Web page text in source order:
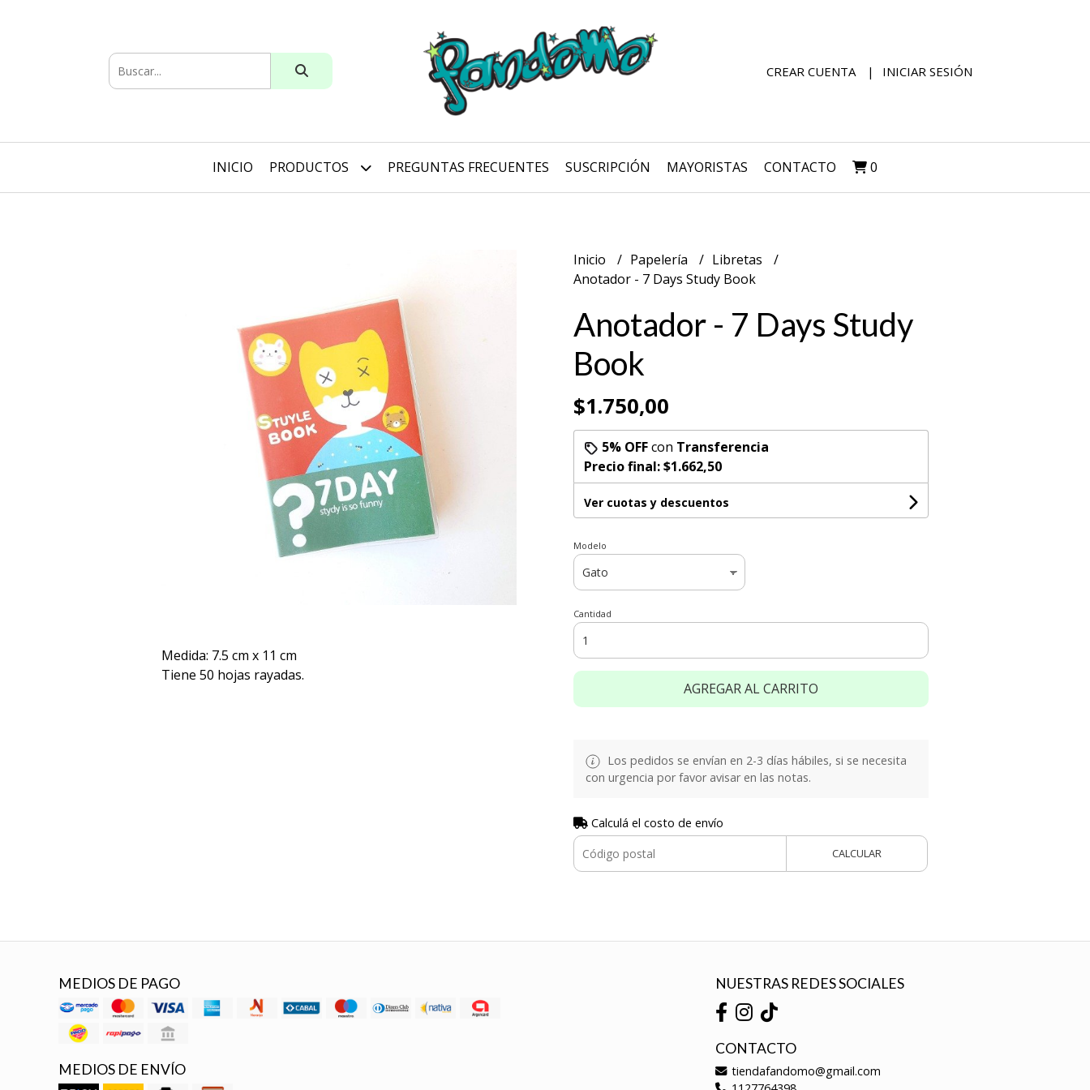
CREAR CUENTA INICIAR SESIÓN
INICIO PRODUCTOS PREGUNTAS FRECUENTES SUSCRIPCIÓN MAYORISTAS CONTACTO 0
Medida: 7.5 cm x 11 cm
Tiene 50 hojas rayadas.
Inicio Papelería
Libretas
Anotador - 7 Days Study Book
Anotador - 7 Days Study
Book
$1.750,00
5% OFFcon Transferencia
Precio final:$1.662,50
Ver cuotas y descuentos
Modelo
Cantidad
AGREGAR AL CARRITO
Los pedidos se envían en 2-3 días hábiles, si se necesita
con urgencia por favor avisar en las notas.
Calculá el costo de envío
CALCULAR
MEDIOS DE PAGO
MEDIOS DE ENVÍO
NUESTRAS REDES SOCIALES
CONTACTO
tiendafandomo@gmail.com